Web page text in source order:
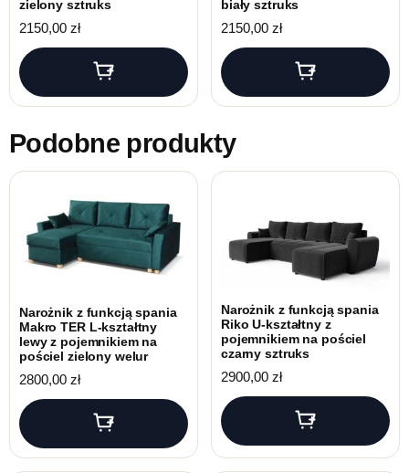
zielony sztruks
2150,00 zł
biały sztruks
2150,00 zł
Podobne produkty
Narożnik z funkcją spania
Makro TER L-kształtny
lewy z pojemnikiem na
pościel zielony welur
2800,00 zł
Narożnik z funkcją spania
Riko U-kształtny z
pojemnikiem na pościel
czarny sztruks
2900,00 zł